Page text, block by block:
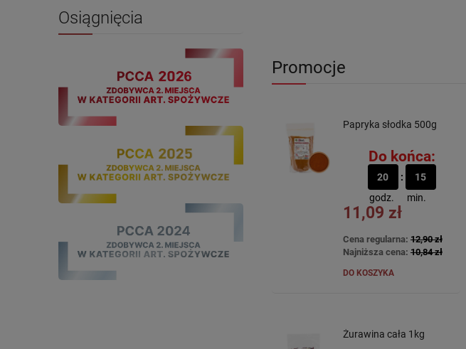
Osiągnięcia
Promocje
Papryka słodka 500g
Do końca:
20
godz.
15
min.
11,09 zł
Cena regularna: 12,90 zł
Najniższa cena: 10,84 zł
DO KOSZYKA
Żurawina cała 1kg